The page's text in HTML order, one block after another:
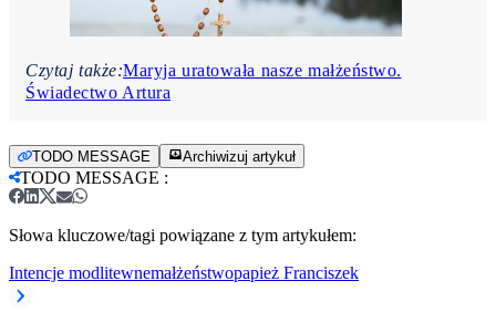
Czytaj także:Maryja uratowała nasze małżeństwo.
Świadectwo Artura
TODO MESSAGE Archiwizuj artykuł
TODO MESSAGE :
Słowa kluczowe/tagi powiązane z tym artykułem:
Intencje modlitewnemałżeństwopapież Franciszek